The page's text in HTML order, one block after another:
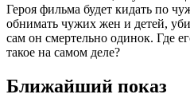
Героя фильма будет кидать по
обнимать чужих жен и детей,
сам он смертельно одинок. Где
такое на самом деле?
Ближайший показ